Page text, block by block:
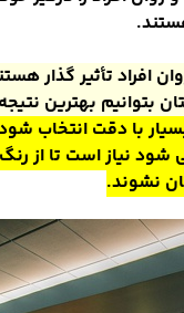
.
افراد تأثیر گذار
بهترین نتیجه
با دقت انتخاب
نیاز است تا از
نشوند.